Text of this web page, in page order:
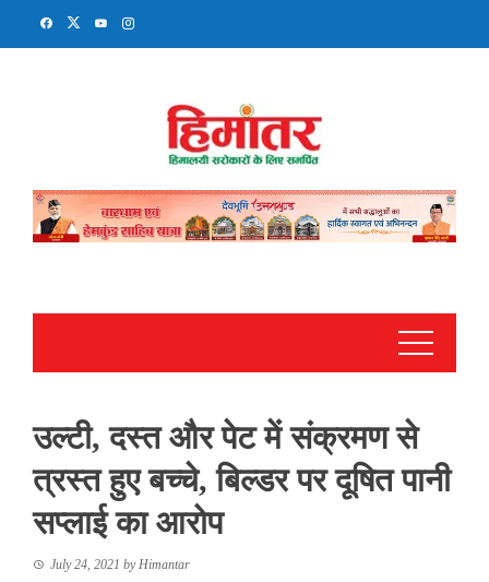
उल्टी, दस्त और पेट में संक्रमण से
त्रस्त हुए बच्चे, बिल्डर पर दूषित पानी
सप्लाई का आरोप
July 24, 2021 byHimantar